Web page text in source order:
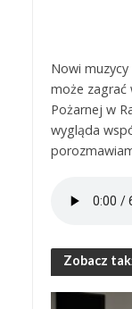
Nowi muzycy
może zagrać
Pożarnej w
wygląda
Zobacz